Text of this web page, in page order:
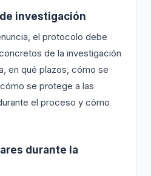
investigación
el protocolo debe
de la investigación
en qué plazos, cómo se
se protege a las
el proceso y cómo
durante la